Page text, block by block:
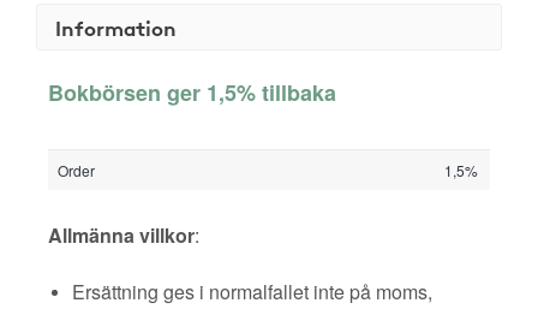
Information
Bokbörsen ger 1,5% tillbaka
Order 1,5%
Allmänna villkor:
Ersättning ges i normalfallet inte på moms,